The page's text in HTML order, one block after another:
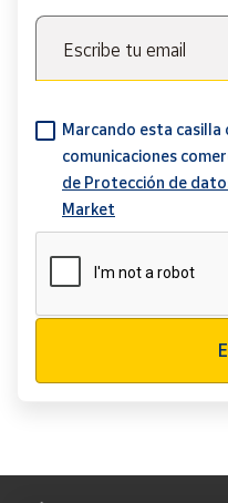
Escribe tu email
Marcando esta casilla
comunicaciones
de Protección de
Market